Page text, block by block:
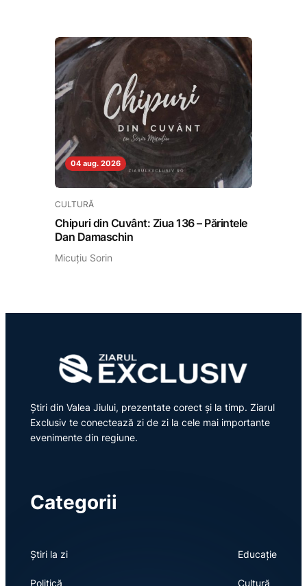
04 aug. 2026
CULTURĂ
Chipuri din Cuvânt: Ziua 136 – Părintele
Dan Damaschin
Micuțiu Sorin
Știri din Valea Jiului, prezentate corect și la timp. Ziarul
Exclusiv te conectează zi de zi la cele mai importante
evenimente din regiune.
Categorii
Știri la zi
Politică
Educație
Cultură